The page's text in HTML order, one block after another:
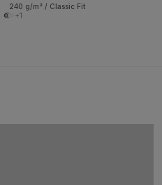
240 g/m² / Classic Fit
+1